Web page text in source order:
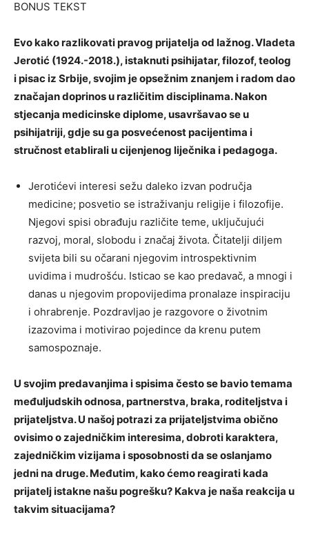
BONUS TEKST
Evo kako razlikovati pravog prijatelja od lažnog. Vladeta
Jerotić (1924.-2018.), istaknuti psihijatar, filozof, teolog
i pisac iz Srbije, svojim je opsežnim znanjem i radom dao
značajan doprinos u različitim disciplinama. Nakon
stjecanja medicinske diplome, usavršavao se u
psihijatriji, gdje su ga posvećenost pacijentima i
stručnost etablirali u cijenjenog liječnika i pedagoga.
Jerotićevi interesi sežu daleko izvan područja
medicine; posvetio se istraživanju religije i filozofije.
Njegovi spisi obrađuju različite teme, uključujući
razvoj, moral, slobodu i značaj života. Čitatelji diljem
svijeta bili su očarani njegovim introspektivnim
uvidima i mudrošću. Isticao se kao predavač, a mnogi i
danas u njegovim propovijedima pronalaze inspiraciju
i ohrabrenje. Pozdravljao je razgovore o životnim
izazovima i motivirao pojedince da krenu putem
samospoznaje.
U svojim predavanjima i spisima često se bavio temama
međuljudskih odnosa, partnerstva, braka, roditeljstva i
prijateljstva. U našoj potrazi za prijateljstvima obično
ovisimo o zajedničkim interesima, dobroti karaktera,
zajedničkim vizijama i sposobnosti da se oslanjamo
jedni na druge. Međutim, kako ćemo reagirati kada
prijatelj istakne našu pogrešku? Kakva je naša reakcija u
takvim situacijama?